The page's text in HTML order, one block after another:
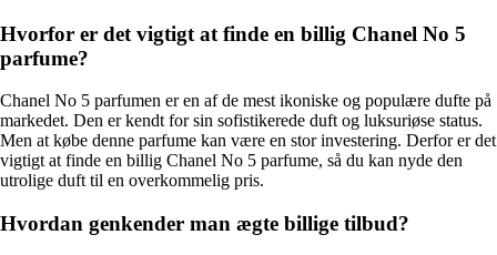
Hvorfor er det vigtigt at finde en billig Chanel No 5
parfume?
Chanel No 5 parfumen er en af de mest ikoniske og populære dufte på
markedet. Den er kendt for sin sofistikerede duft og luksuriøse status.
Men at købe denne parfume kan være en stor investering. Derfor er det
vigtigt at finde en billig Chanel No 5 parfume, så du kan nyde den
utrolige duft til en overkommelig pris.
Hvordan genkender man ægte billige tilbud?